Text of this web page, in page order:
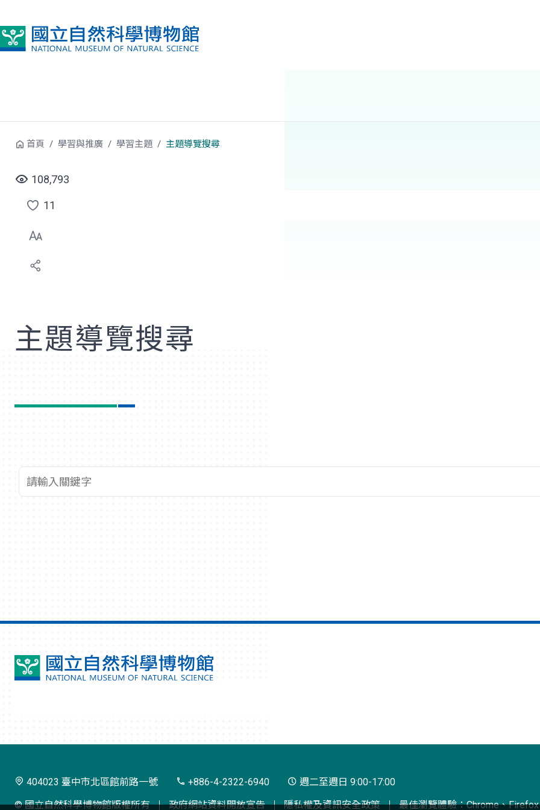
首頁 學習與推廣 學習主題 主題導覽搜尋
108,793
點
選
喜
11
主題導覽搜尋
查詢關鍵字
國
404023 臺中市北區館前路一號 +886-4-2322-6940
週二至週日 9:00-17:00
© 國立自然科學博物館版權所有
政府網站資料開放宣告 隱私權及資訊安全政策 最佳瀏覽體驗：Chrome、